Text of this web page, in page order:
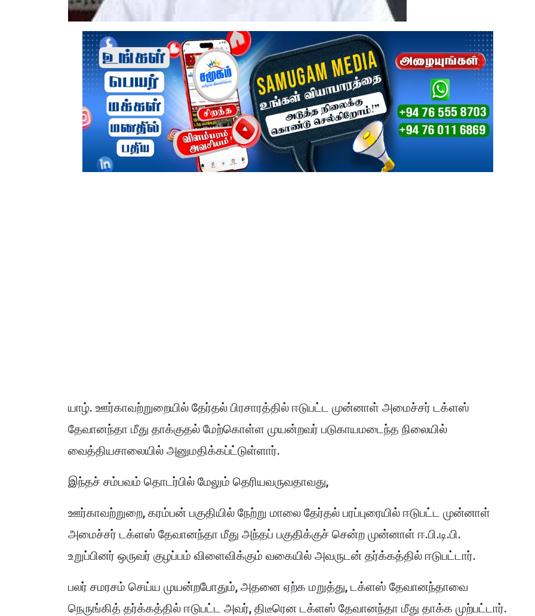
யாழ். ஊர்காவற்றுறையில் தேர்தல் பிரசாரத்தில் ஈடுபட்ட முன்னாள் அமைச்சர் டக்ளஸ்
தேவானந்தா மீது தாக்குதல் மேற்கொள்ள முயன்றவர் படுகாயமடைந்த நிலையில்
வைத்தியசாலையில் அனுமதிக்கப்ட்டுள்ளார்.
இந்தச் சம்பவம் தொடர்பில் மேலும் தெரியவருவதாவது,
ஊர்காவற்றுறை, கரம்பன் பகுதியில் நேற்று மாலை தேர்தல் பரப்புரையில் ஈடுபட்ட முன்னாள்
அமைச்சர் டக்ளஸ் தேவானந்தா மீது அந்தப் பகுதிக்குச் சென்ற முன்னாள் ஈ.பி.டி.பி.
உறுப்பினர் ஒருவர் குழப்பம் விளைவிக்கும் வகையில் அவருடன் தர்க்கத்தில் ஈடுபட்டார்.
பலர் சமரசம் செய்ய முயன்றபோதும், அதனை ஏற்க மறுத்து, டக்ளஸ் தேவானந்தாவை
நெருங்கித் தர்க்கத்தில் ஈடுபட்ட அவர், திடீரென டக்ளஸ் தேவானந்தா மீது தாக்க முற்பட்டார்.